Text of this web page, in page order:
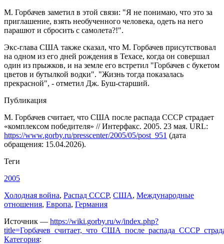
М. Горбачев заметил в этой связи: "Я не понимаю, что это за
приглашение, взять необученного человека, одеть на него
парашют и сбросить с самолета?!".
Экс-глава США также сказал, что М. Горбачев присутствовал
на одном из его дней рождения в Техасе, когда он совершал
один из прыжков, и на земле его встретил "Горбачев с букетом
цветов и бутылкой водки". "Жизнь тогда показалась
прекрасной", - отметил Дж. Буш-старший.
Публикация
М. Горбачев считает, что США после распада СССР страдает
«комплексом победителя» // Интерфакс. 2005. 23 мая. URL:
https://www.gorby.ru/presscenter/2005/05/post_951 (дата
обращения: 15.04.2026).
Теги
2005
Холодная война, Распад СССР, США, Международные
отношения, Европа, Германия
Источник — https://wiki.gorby.ru/w/index.php?
Категория: